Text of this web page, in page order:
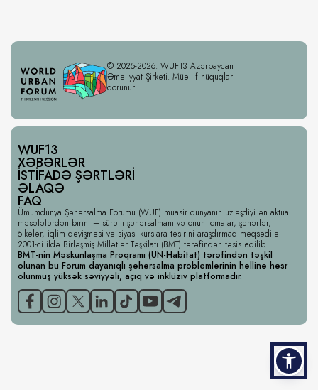
© 2025-2026. WUF13 Azərbaycan
Əməliyyat Şirkəti. Müəllif hüquqları
qorunur.
WUF13
XƏBƏRLƏR
İSTIFADƏ ŞƏRTLƏRI
ƏLAQƏ
FAQ
Ümumdünya Şəhərsalma Forumu (WUF) müasir dünyanın üzləşdiyi ən aktual
məsələlərdən birini – sürətli şəhərsalmanı və onun icmalar, şəhərlər,
ölkələr, iqlim dəyişməsi və siyasi kurslara təsirini araşdırmaq məqsədilə
2001-ci ildə Birləşmiş Millətlər Təşkilatı (BMT) tərəfindən təsis edilib.
BMT-nin Məskunlaşma Proqramı (UN-Habitat) tərəfindən təşkil
olunan bu Forum dayanıqlı şəhərsalma problemlərinin həllinə həsr
olunmuş yüksək səviyyəli, açıq və inklüziv platformadır.